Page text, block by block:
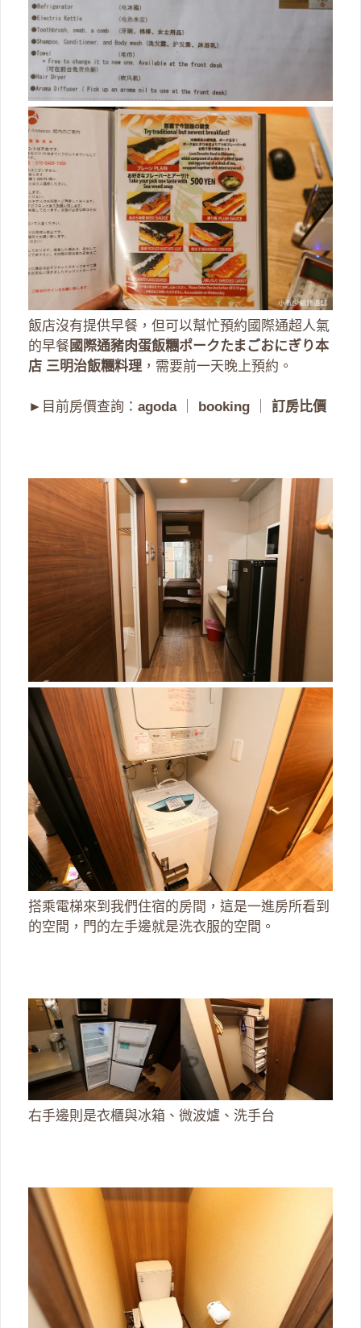
飯店沒有提供早餐，但可以幫忙預約國際通超人氣
的早餐國際通豬肉蛋飯糰ポークたまごおにぎり本
店 三明治飯糰料理 ，需要前一天晚上預約。
►目前房價查詢： agoda｜ booking 訂房比價
搭乘電梯來到我們住宿的房間，這是一進房所看到
的空間，門的左手邊就是洗衣服的空間。
右手邊則是衣櫃與冰箱、微波爐、洗手台